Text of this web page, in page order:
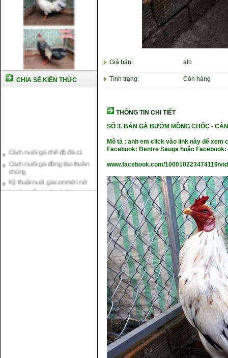
CHIA SẺ KIẾN THỨC
Cách nuôi gà đông tảo thuần
chủng
Kỹ thuật nuôi gà con mới nở
Hướng dẫn nuôi gà đá
Giá bán: alo
Tình trạng: Còn hàng
THÔNG TIN CHI TIẾT
SỐ 3. BÁN GÀ BƯỚM MỒNG CHỐC -
Mô tả : anh em click vào link này để
Facebook: Bentre Sauga hoặc Facebook:
www.facebook.com/100010223474119/